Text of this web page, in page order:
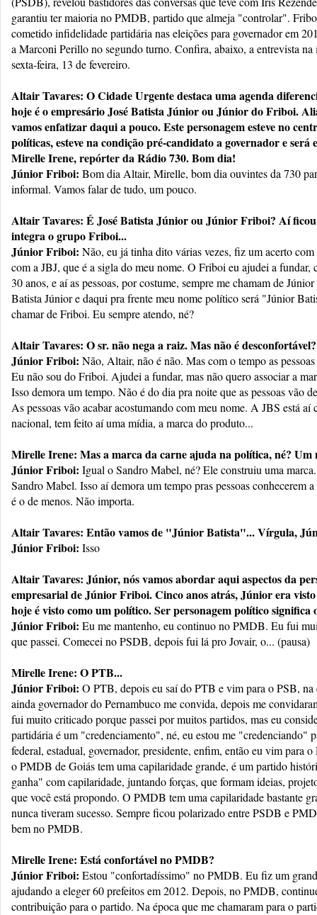
garantiu ter maioria no PMDB, partido que almeja "controlar".
cometido infidelidade partidária nas eleições para governador em
a Marconi Perillo no segundo turno. Confira, abaixo, a entrevista na
sexta-feira, 13 de fevereiro.
Altair Tavares: O Cidade Urgente destaca uma agenda
hoje é o empresário José Batista Júnior ou Júnior do Friboi.
vamos enfatizar daqui a pouco. Este personagem esteve no
políticas, esteve na condição pré-candidato a governador e
Mirelle Irene, repórter da Rádio 730. Bom dia!
Júnior Friboi: Bom dia Altair, Mirelle, bom dia ouvintes da 730
informal. Vamos falar de tudo, um pouco.
Altair Tavares: É José Batista Júnior ou Júnior Friboi? Aí
integra o grupo Friboi...
Júnior Friboi: Não, eu já tinha dito várias vezes, fiz um acerto
com a JBJ, que é a sigla do meu nome. O Friboi eu ajudei a fundar,
30 anos, e aí as pessoas, por costume, sempre me chamam de
Batista Júnior e daqui pra frente meu nome político será "Júnior
chamar de Friboi. Eu sempre atendo, né?
Altair Tavares: O sr. não nega a raiz. Mas não é desconfortável?
Júnior Friboi: Não, Altair, não é não. Mas com o tempo as
Eu não sou do Friboi. Ajudei a fundar, mas não quero associar a
Isso demora um tempo. Não é do dia pra noite que as pessoas vão
As pessoas vão acabar acostumando com meu nome. A JBS está aí
nacional, tem feito aí uma mídia, a marca do produto...
Mirelle Irene: Mas a marca da carne ajuda na política, né? Um
Júnior Friboi: Igual o Sandro Mabel, né? Ele construiu uma
Sandro Mabel. Isso aí demora um tempo pras pessoas conhecerem
é o de menos. Não importa.
Altair Tavares: Então vamos de "Júnior Batista"... Vírgula,
Júnior Friboi: Isso
Altair Tavares: Júnior, nós vamos abordar aqui aspectos da
empresarial de Júnior Friboi. Cinco anos atrás, Júnior era
hoje é visto como um político. Ser personagem político significa
Júnior Friboi: Eu me mantenho, eu continuo no PMDB. Eu fui
que passei. Comecei no PSDB, depois fui lá pro Jovair, o... (pausa)
Mirelle Irene: O PTB...
Júnior Friboi: O PTB, depois eu saí do PTB e vim para o PSB,
ainda governador do Pernambuco me convida, depois me
fui muito criticado porque passei por muitos partidos, mas eu
partidária é um "credenciamento", né, eu estou me "credenciando"
federal, estadual, governador, presidente, enfim, então eu vim para
o PMDB de Goiás tem uma capilaridade grande, é um partido
ganha" com capilaridade, juntando forças, que formam ideias,
que você está propondo. O PMDB tem uma capilaridade bastante
nunca tiveram sucesso. Sempre ficou polarizado entre PSDB e
bem no PMDB.
Mirelle Irene: Está confortável no PMDB?
Júnior Friboi: Estou "confortadíssimo" no PMDB. Eu fiz um
ajudando a eleger 60 prefeitos em 2012. Depois, no PMDB,
contribuição para o partido. Na época que me chamaram para o